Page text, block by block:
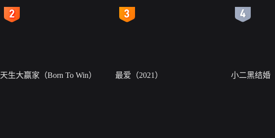
天生大赢家（Born To Win） 最爱（2021） 小二黑结婚